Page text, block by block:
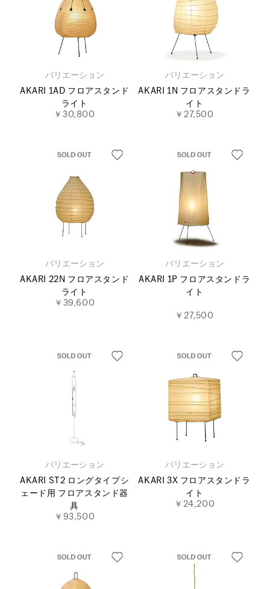
バリエーション
AKARI 1AD フロアスタンド
ライト
￥30,800
バリエーション
AKARI 1N フロアスタンドラ
イト
￥27,500
バリエーション
AKARI 22N フロアスタンド
ライト
￥39,600
バリエーション
AKARI 1P フロアスタンドラ
イト
￥27,500
バリエーション
AKARI ST2 ロングタイプシ
ェード用 フロアスタンド器
具
￥93,500
バリエーション
AKARI 3X フロアスタンドラ
イト
￥24,200